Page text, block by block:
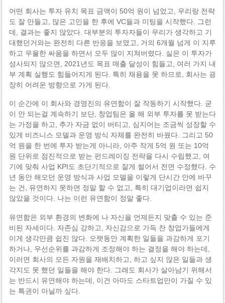
어떤 회사는 투자 유치 목표 금액이 50억 원이 넘었고, 우리랑 전략
도 잘 만들고, 많은 고민을 한 후에 VC들과 미팅을 시작했다. 그런
데, 결과는 좋지 않았다. 대부분의 투자자들이 우리가 생각하고 기
대했던거와는 완전히 다른 반응을 보였고, 거의 6개월 넘게 이 지루
하고 우울한 싸움을 하면서 모두 많이 지쳐버렸다. 실은 이 투자가
성사되지 않으면, 2021년도 목표 매출 달성이 힘들고, 여러 가지 내
부 계획 실행도 힘들어지게 된다. 특히 채용을 못 하므로, 회사는 굉
장히 어려운 방향으로 가게 된다.
이 순간에 이 회사와 경영진의 유연함이 잘 작동하기 시작했다. 굳
이 안 되는걸 계속하기 보단, 창업팀은 올 해 외부 투자를 못 받는다
는 가정을 하고, 추가 자금 없이 버티고, 심지어는 조금씩 성장할 수
있게 비즈니스 모델과 운영 방식 자체를 완전히 바꿨다. 그리고 50
억 원을 한 번에 투자 받는게 아니라, 아주 작게 5억 원 또는 10억
원 단위로 점진적으로 받는 펀드레이징 전략을 다시 수립했고, 여
기에 맞춰 사업 KPI도 초단기적으로 잘게 썰어서 전면 수정했다. 수
년 동안 해오던 운영 방식과 사업 모델을 이렇게 단시간 안에 바꾸
는 건, 유연하지 못하면 정말 할 수 없고, 특히 대기업이라면 쉽지
않았을 것이다. 나는 이런 유연함이 정말 좋다.
유연함은 외부 환경의 변화에 나 자신을 언제든지 맞출 수 있는 준
비된 자세이다. 자존심 강하고, 자신감으로 가득 찬 창업가들에게
이게 생각만큼 쉽진 않다. 오랫동안 계획한 일들을 과감하게 포기
하거나, 우선순위를 과감하게 조정해야 하는 결정을 해야 하는데,
이러면 회사의 모든 자원을 재배치하고, 하고 싶지 않은 일들과 생
각지도 못 했던 일들을 해야 한다. 그래도 회사가 살아남기 위해서
는 반드시 유연해야 하는데, 이건 아마도 스타트업만이 가질 수 있
는 특권이 아닐까 싶다.